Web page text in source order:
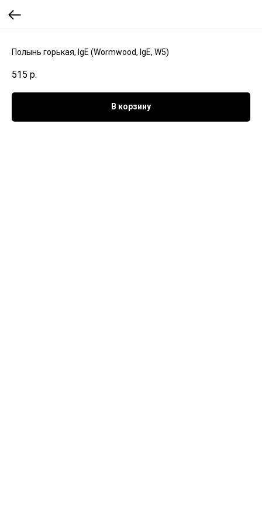
Полынь горькая, IgE (Wormwood, IgE, W5)
515 р.
В корзину